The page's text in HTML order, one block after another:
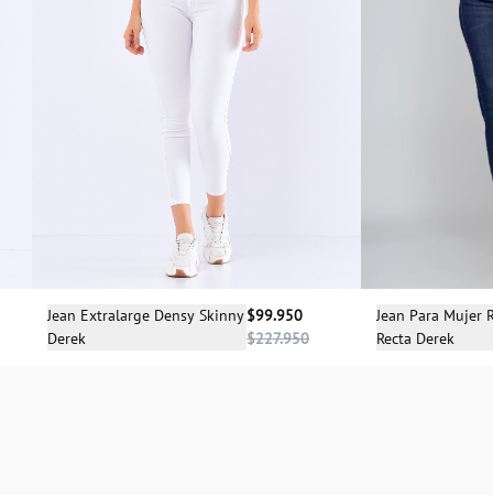
Selecciona una talla
Jean Extralarge Densy Skinny
Derek
$99.950
$227.950
Jean Para Mujer
Recta Derek